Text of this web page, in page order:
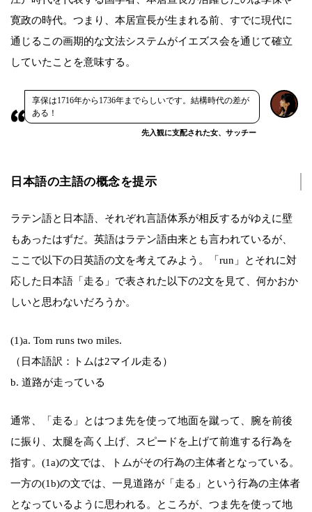
寛政の時代。つまり、本居宣長が生まれる前、すでに現代に
通じるこの画期的な文法システムがイエズス会を通じて確立
していたことを意味する。
享保は1716年から1736年までらしいです。結構時代の差が
ある！
先入観に支配された女、サッチー
日本語の主語の概念を提示
ラテン語と日本語、それぞれ言語体系が相反するがゆえに壁
もあったはずだ。英語はラテン語由来とも言われているが、
ここで以下の日英語の文を考えてみよう。「run」とそれに対
応した日本語「走る」で表された以下の2文を見て、何かおか
しいと思わないだろうか。
(1)a. Tom runs two miles.
（日本語訳：トムは2マイル走る）
b. 道路が走っている
通常、「走る」とはつま先を使って地面を蹴って、腕を前後
に振り、太腿を高く上げ、スピードを上げて前進する行為を
指す。(1a)の文では、トムがその行為の主体者となっている。
一方の(1b)の文では、一見道路が「走る」という行為の主体者
となっているように思われる。ところが、つま先を使って地